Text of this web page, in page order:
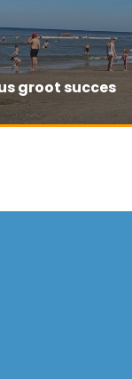
groot succes